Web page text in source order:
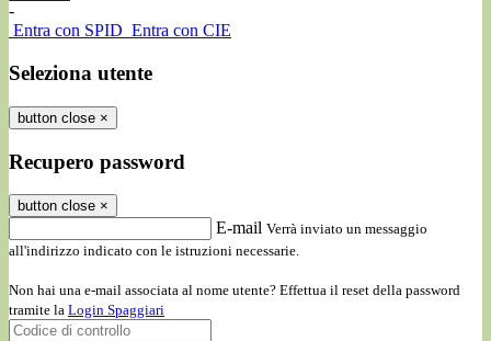
-
Entra con SPID Entra con CIE
Seleziona utente
button close ×
Recupero password
button close ×
E-mail Verrà inviato un messaggio
all'indirizzo indicato con le istruzioni necessarie.
Non hai una e-mail associata al nome utente? Effettua il reset della password
tramite la Login Spaggiari